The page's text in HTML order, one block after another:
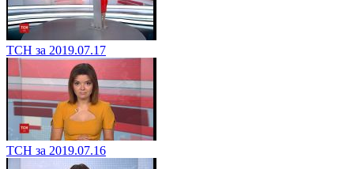
ТСН за 2019.07.17
ТСН за 2019.07.16